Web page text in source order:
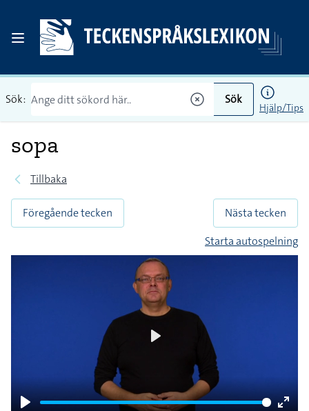
Sök: Sök
Hjälp/Tips
sopa
Tillbaka
Föregående tecken
Nästa tecken
Starta autospelning